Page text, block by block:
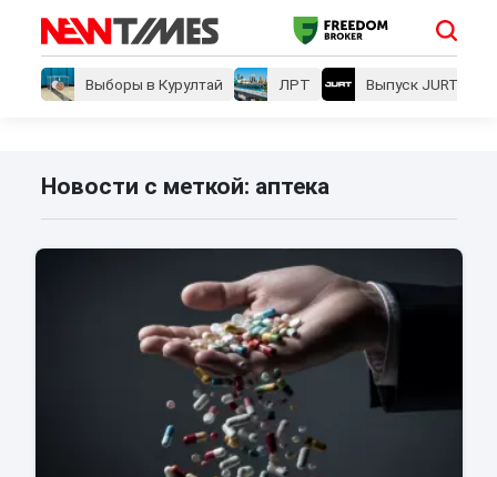
Выборы в Курултай ЛРТ Выпуск JURT
Новости с меткой: аптека